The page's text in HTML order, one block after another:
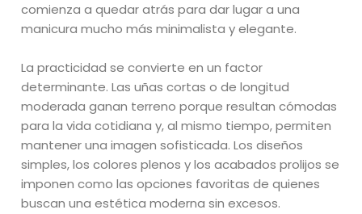
comienza a quedar atrás para dar lugar a una
manicura mucho más minimalista y elegante.
La practicidad se convierte en un factor
determinante. Las uñas cortas o de longitud
moderada ganan terreno porque resultan cómodas
para la vida cotidiana y, al mismo tiempo, permiten
mantener una imagen sofisticada. Los diseños
simples, los colores plenos y los acabados prolijos se
imponen como las opciones favoritas de quienes
buscan una estética moderna sin excesos.